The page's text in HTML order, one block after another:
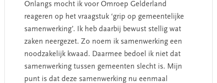
Onlangs mocht ik voor Omroep Gelderland
reageren op het vraagstuk ‘grip op gemeentelijke
samenwerking’. Ik heb daarbij bewust stellig wat
zaken neergezet. Zo noem ik samenwerking een
noodzakelijk kwaad. Daarmee bedoel ik niet dat
samenwerking tussen gemeenten slecht is. Mijn
punt is dat deze samenwerking nu eenmaal